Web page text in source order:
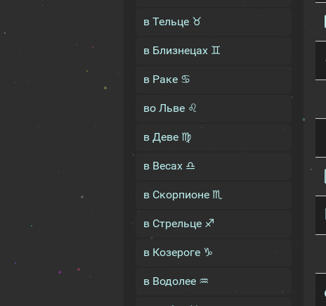
в Тельце ♉
в Близнецах ♊
в Раке ♋
во Льве ♌
в Деве ♍
в Весах ♎
в Скорпионе ♏
в Стрельце ♐
в Козероге ♑
в Водолее ♒